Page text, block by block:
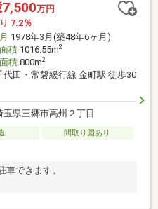
万円
7.2％
1978年3月(築48年6ヶ月)
積1016.55m2
積800m2
代田・常磐緩行線 金町駅 徒歩30
玉県三郷市高州２丁目
間取り図あり
できます。